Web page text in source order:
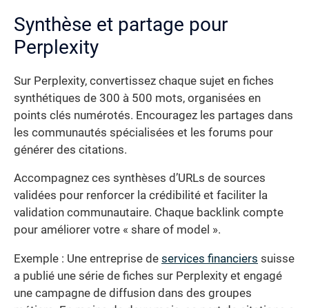
Synthèse et partage pour
Perplexity
Sur Perplexity, convertissez chaque sujet en fiches
synthétiques de 300 à 500 mots, organisées en
points clés numérotés. Encouragez les partages dans
les communautés spécialisées et les forums pour
générer des citations.
Accompagnez ces synthèses d’URLs de sources
validées pour renforcer la crédibilité et faciliter la
validation communautaire. Chaque backlink compte
pour améliorer votre « share of model ».
Exemple : Une entreprise de services financiers suisse
a publié une série de fiches sur Perplexity et engagé
une campagne de diffusion dans des groupes